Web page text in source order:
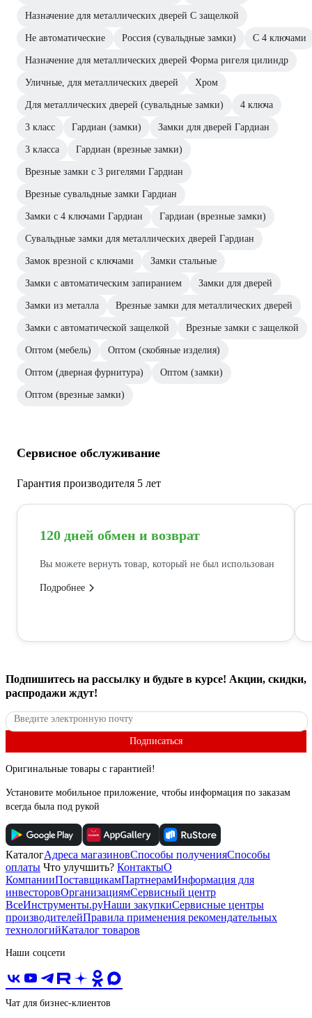
Назначение для металлических дверей С защелкой
Не автоматические Россия (сувальдные замки) С 4 ключами
Назначение для металлических дверей Форма ригеля цилиндр
Уличные, для металлических дверей Хром
Для металлических дверей (сувальдные замки) 4 ключа
3 класс Гардиан (замки) Замки для дверей Гардиан
3 класса Гардиан (врезные замки)
Врезные замки с 3 ригелями Гардиан
Врезные сувальдные замки Гардиан
Замки с 4 ключами Гардиан Гардиан (врезные замки)
Сувальдные замки для металлических дверей Гардиан
Замок врезной с ключами Замки стальные
Замки с автоматическим запиранием Замки для дверей
Замки из металла Врезные замки для металлических дверей
Замки с автоматической защелкой Врезные замки с защелкой
Оптом (мебель) Оптом (скобяные изделия)
Оптом (дверная фурнитура) Оптом (замки)
Оптом (врезные замки)
Сервисное обслуживание
Гарантия производителя 5 лет
120 дней обмен и возврат
Вы можете вернуть товар, который не был использован
Подробнее
Подпишитесь на рассылку и будьте в курсе! Акции, скидки,
распродажи ждут!
Подписаться
Оригинальные товары с гарантией!
Установите мобильное приложение, чтобы информация по заказам
всегда была под рукой
КаталогАдреса магазиновСпособы полученияСпособы
оплаты Что улучшить? КонтактыО
КомпанииПоставщикамПартнерамИнформация для
инвесторовОрганизациямСервисный центр
ВсеИнструменты.руНаши закупкиСервисные центры
производителейПравила применения рекомендательных
технологийКаталог товаров
Наши соцсети
Чат для бизнес-клиентов